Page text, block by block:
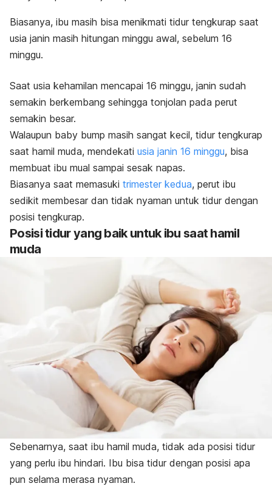
Biasanya, ibu masih bisa menikmati tidur tengkurap saat
usia janin masih hitungan minggu awal, sebelum 16
minggu.
Saat usia kehamilan mencapai 16 minggu, janin sudah
semakin berkembang sehingga tonjolan pada perut
semakin besar.
Walaupun baby bump masih sangat kecil, tidur tengkurap
saat hamil muda, mendekati usia janin 16 minggu, bisa
membuat ibu mual sampai sesak napas.
Biasanya saat memasuki trimester kedua, perut ibu
sedikit membesar dan tidak nyaman untuk tidur dengan
posisi tengkurap.
Posisi tidur yang baik untuk ibu saat hamil
muda
Sebenarnya, saat ibu hamil muda, tidak ada posisi tidur
yang perlu ibu hindari. Ibu bisa tidur dengan posisi apa
pun selama merasa nyaman.